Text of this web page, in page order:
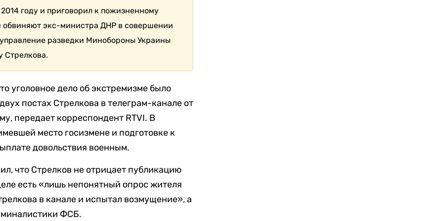
году и приговорил к пожизненному
обвиняют экс-министра ДНР в совершении
разведки Минобороны Украины
Стрелкова.
уголовное дело об экстремизме было
постах Стрелкова в телеграм-канале от
передает корреспондент RTVI. В
место госизмене и подготовке к
довольствия военным.
что Стрелков не отрицает публикацию
есть «лишь непонятный опрос жителя
в канале и испытал возмущение», а
ФСБ.